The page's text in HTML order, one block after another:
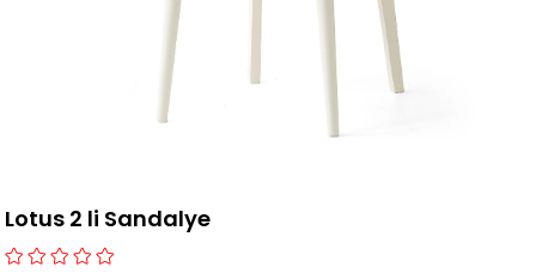
Lotus 2 li Sandalye